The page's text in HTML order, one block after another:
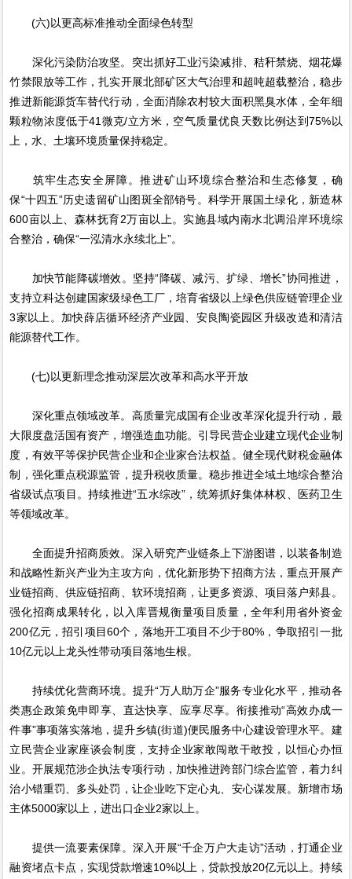
(六)以更高标准推动全面绿色转型
深化污染防治攻坚。突出抓好工业污染减排、秸秆禁烧、烟花爆
竹禁限放等工作，扎实开展北部矿区大气治理和超吨超载整治，稳步
推进新能源货车替代行动，全面消除农村较大面积黑臭水体，全年细
颗粒物浓度低于41微克/立方米，空气质量优良天数比例达到75%以
上，水、土壤环境质量保持稳定。
筑牢生态安全屏障。推进矿山环境综合整治和生态修复，确
保“十四五”历史遗留矿山图斑全部销号。科学开展国土绿化，新造林
600亩以上、森林抚育2万亩以上。实施县域内南水北调沿岸环境综
合整治，确保“一泓清水永续北上”。
加快节能降碳增效。坚持“降碳、减污、扩绿、增长”协同推进，
支持立科达创建国家级绿色工厂，培育省级以上绿色供应链管理企业
3家以上。加快薛店循环经济产业园、安良陶瓷园区升级改造和清洁
能源替代工作。
(七)以更新理念推动深层次改革和高水平开放
深化重点领域改革。高质量完成国有企业改革深化提升行动，最
大限度盘活国有资产，增强造血功能。引导民营企业建立现代企业制
度，有效平等保护民营企业和企业家合法权益。健全现代财税金融体
制，强化重点税源监管，提升税收质量。稳步推进全域土地综合整治
省级试点项目。持续推进“五水综改”，统筹抓好集体林权、医药卫生
等领域改革。
全面提升招商质效。深入研究产业链条上下游图谱，以装备制造
和战略性新兴产业为主攻方向，优化新形势下招商方法，重点开展产
业链招商、供应链招商、软环境招商，让更多资源、项目落户郏县。
强化招商成果转化，以入库晋规衡量项目质量，全年利用省外资金
200亿元，招引项目60个，落地开工项目不少于80%，争取招引一批
10亿元以上龙头性带动项目落地生根。
持续优化营商环境。提升“万人助万企”服务专业化水平，推动各
类惠企政策免申即享、直达快享、应享尽享。衔接推动“高效办成一
件事”事项落实落地，提升乡镇(街道)便民服务中心建设管理水平。建
立民营企业家座谈会制度，支持企业家敢闯敢干敢投，以恒心办恒
业。开展规范涉企执法专项行动，加快推进跨部门综合监管，着力纠
治小错重罚、多头处罚，让企业吃下定心丸、安心谋发展。新增市场
主体5000家以上，进出口企业2家以上。
提供一流要素保障。深入开展“千企万户大走访”活动，打通企业
融资堵点卡点，实现贷款增速10%以上，贷款投放20亿元以上。持续